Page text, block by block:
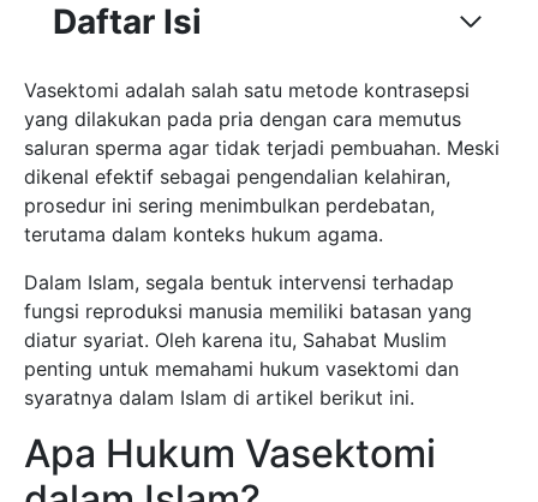
Daftar Isi
Vasektomi adalah salah satu metode kontrasepsi
yang dilakukan pada pria dengan cara memutus
saluran sperma agar tidak terjadi pembuahan. Meski
dikenal efektif sebagai pengendalian kelahiran,
prosedur ini sering menimbulkan perdebatan,
terutama dalam konteks hukum agama.
Dalam Islam, segala bentuk intervensi terhadap
fungsi reproduksi manusia memiliki batasan yang
diatur syariat. Oleh karena itu, Sahabat Muslim
penting untuk memahami hukum vasektomi dan
syaratnya dalam Islam di artikel berikut ini.
Apa Hukum Vasektomi